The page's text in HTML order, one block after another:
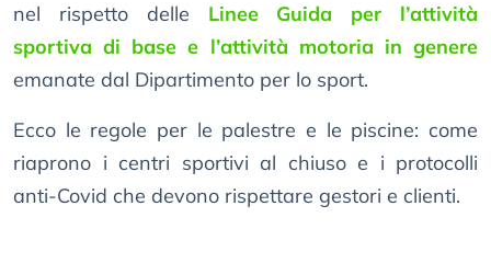
nel rispetto delle Linee Guida per l’attività
sportiva di base e l’attività motoria in genere
emanate dal Dipartimento per lo sport.
Ecco le regole per le palestre e le piscine: come
riaprono i centri sportivi al chiuso e i protocolli
anti-Covid che devono rispettare gestori e clienti.